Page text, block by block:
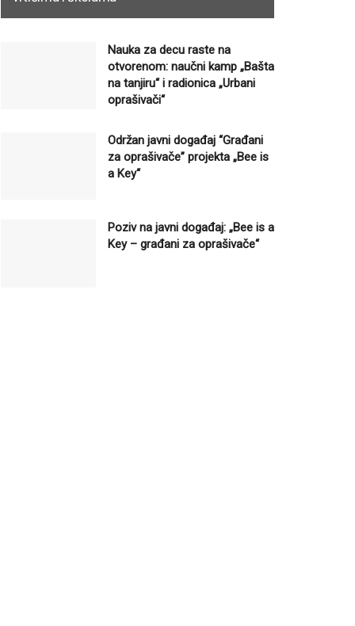
Nauka za decu raste na
otvorenom: naučni kamp „Bašta
na tanjiru“ i radionica „Urbani
oprašivači“
Održan javni događaj “Građani
za oprašivače” projekta „Bee is
a Key“
Poziv na javni događaj: „Bee is a
Key – građani za oprašivače“